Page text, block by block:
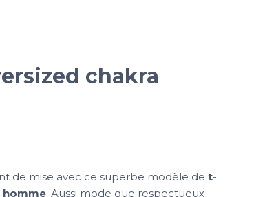
chakra
de mise avec ce superbe modèle de t-
homme. Aussi mode que respectueux